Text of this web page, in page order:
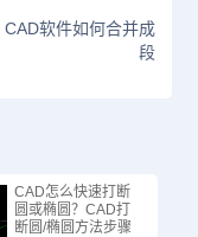
CAD软件如何合并成
段
CAD怎么快速打断
圆或椭圆？CAD打
断圆/椭圆方法步骤